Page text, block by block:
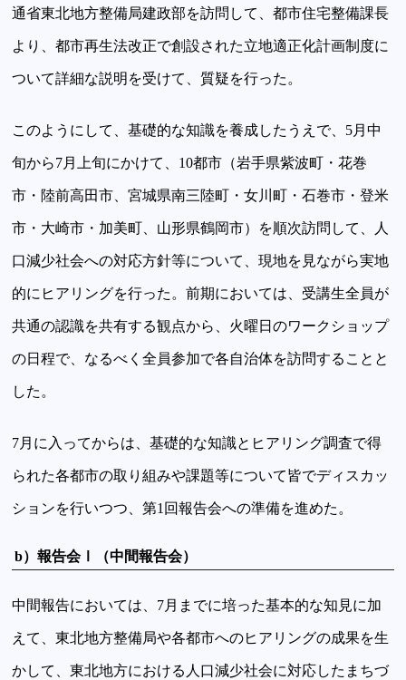
通省東北地方整備局建政部を訪問して、都市住宅整備課長
より、都市再生法改正で創設された立地適正化計画制度に
ついて詳細な説明を受けて、質疑を行った。
このようにして、基礎的な知識を養成したうえで、5月中
旬から7月上旬にかけて、10都市（岩手県紫波町・花巻
市・陸前高田市、宮城県南三陸町・女川町・石巻市・登米
市・大崎市・加美町、山形県鶴岡市）を順次訪問して、人
口減少社会への対応方針等について、現地を見ながら実地
的にヒアリングを行った。前期においては、受講生全員が
共通の認識を共有する観点から、火曜日のワークショップ
の日程で、なるべく全員参加で各自治体を訪問することと
した。
7月に入ってからは、基礎的な知識とヒアリング調査で得
られた各都市の取り組みや課題等について皆でディスカッ
ションを行いつつ、第1回報告会への準備を進めた。
b）報告会Ⅰ（中間報告会）
中間報告においては、7月までに培った基本的な知見に加
えて、東北地方整備局や各都市へのヒアリングの成果を生
かして、東北地方における人口減少社会に対応したまちづ